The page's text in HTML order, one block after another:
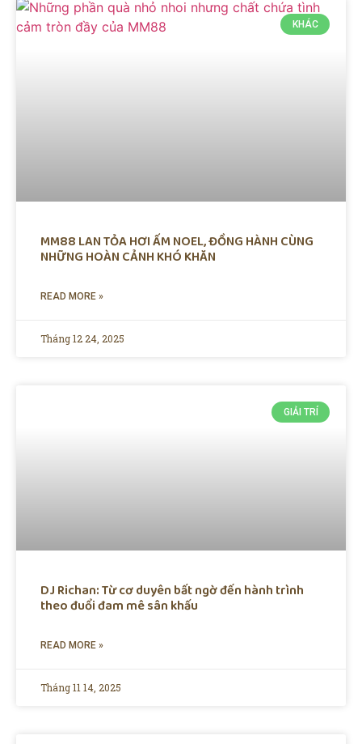
KHÁC
MM88 LAN TỎA HƠI ẤM NOEL, ĐỒNG HÀNH CÙNG
NHỮNG HOÀN CẢNH KHÓ KHĂN
READ MORE »
Tháng 12 24, 2025
GIẢI TRÍ
DJ Richan: Từ cơ duyên bất ngờ đến hành trình
theo đuổi đam mê sân khấu
READ MORE »
Tháng 11 14, 2025